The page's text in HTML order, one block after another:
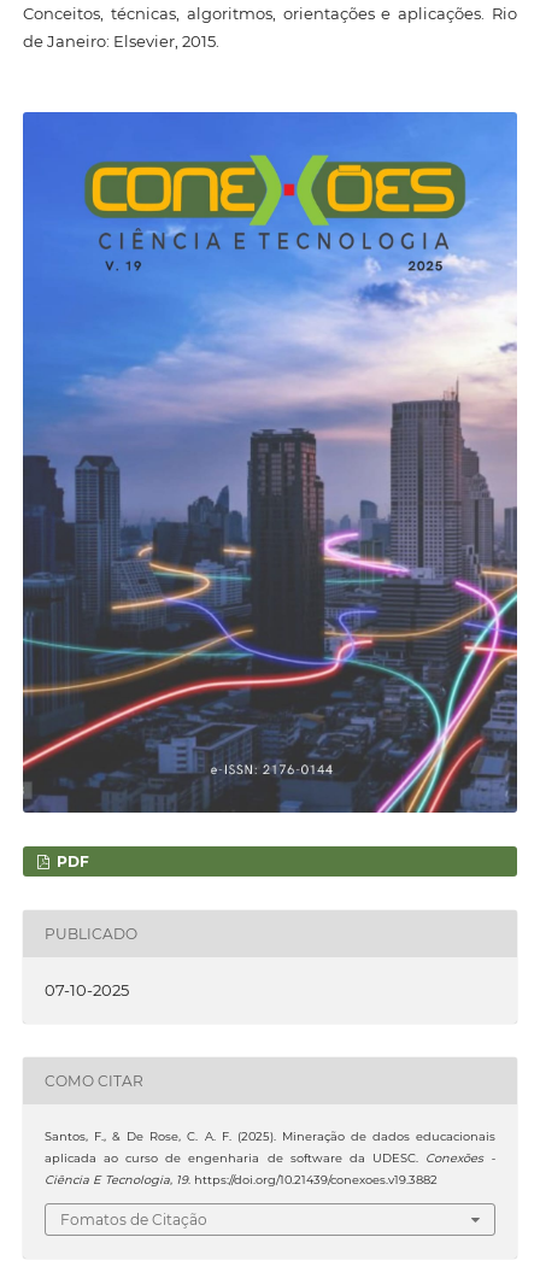
Conceitos, técnicas, algoritmos, orientações e aplicações. Rio
de Janeiro: Elsevier, 2015.
PDF
PUBLICADO
07-10-2025
COMO CITAR
Santos, F., & De Rose, C. A. F. (2025). Mineração de dados educacionais
aplicada ao curso de engenharia de software da UDESC.
Conexões -
Ciência E Tecnologia, 19. https://doi.org/10.21439/conexoes.v19.3882
Fomatos de Citação